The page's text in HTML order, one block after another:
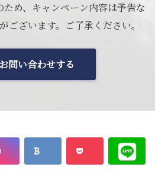
め、キャンペーン内容は予告な
ございます。ご了承ください。
問い合わせする